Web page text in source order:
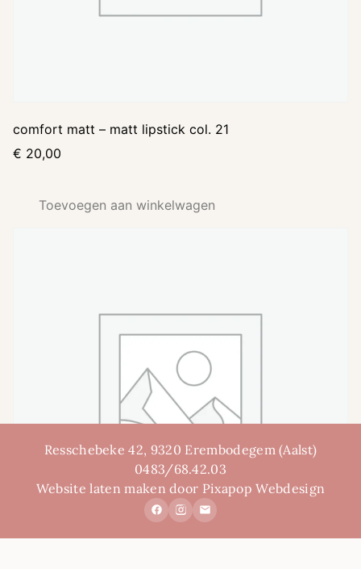
comfort matt – matt lipstick col. 21
€ 20,00
Toevoegen aan winkelwagen
Resschebeke 42, 9320 Erembodegem (Aalst)
0483/68.42.03
Website laten maken door Pixapop Webdesign